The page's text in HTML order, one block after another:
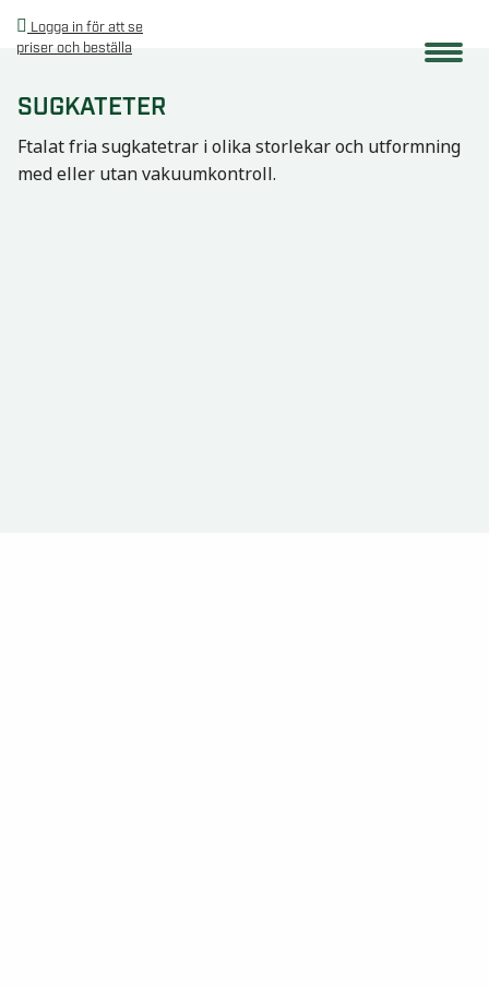
Logga in för att se
priser och beställa
SUGKATETER
Ftalat fria sugkatetrar i olika storlekar och utformning
med eller utan vakuumkontroll.